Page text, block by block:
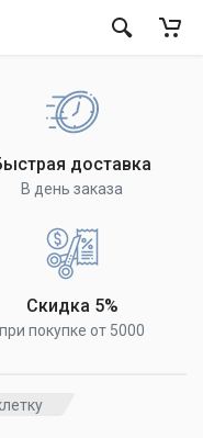
доставка
В день заказа
Скидка 5%
при покупке от 5000